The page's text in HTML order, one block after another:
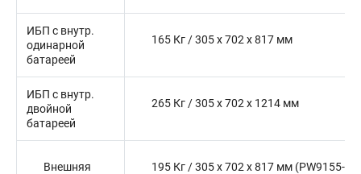
ИБП с внутр.
одинарной
батареей
165 Кг / 305 x 702 x 817 мм
ИБП с внутр.
двойной
батареей
265 Кг / 305 x 702 x 1214 мм
Внешняя
195 Кг / 305 x 702 x 817 мм (PW9155-